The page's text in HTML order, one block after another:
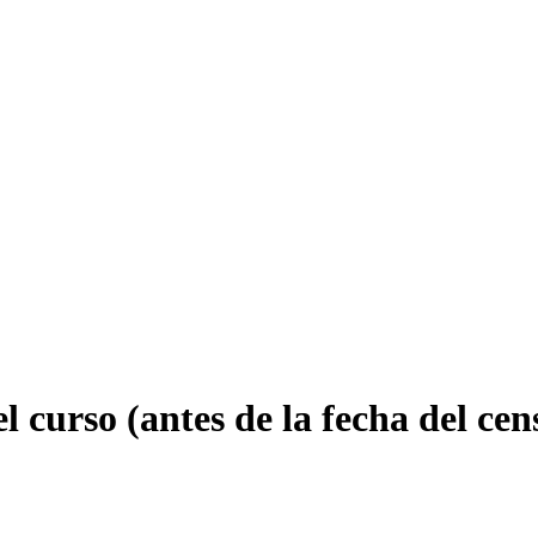
(antes de la fecha del